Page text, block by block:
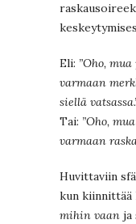
Eli: ”Oho,
varmaan
siellä
Tai: ”Oho,
varmaan
Huvittaviin
kun kiinnittää
mihin vaan ja